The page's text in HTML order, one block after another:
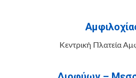
Κεντρική Πλατεία